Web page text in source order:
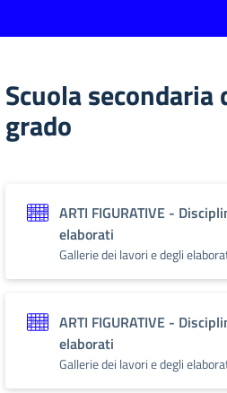
Scuola secondaria
grado
ARTI FIGURATIVE -
elaborati
Gallerie dei lavori e degli
ARTI FIGURATIVE -
elaborati
Gallerie dei lavori e degli